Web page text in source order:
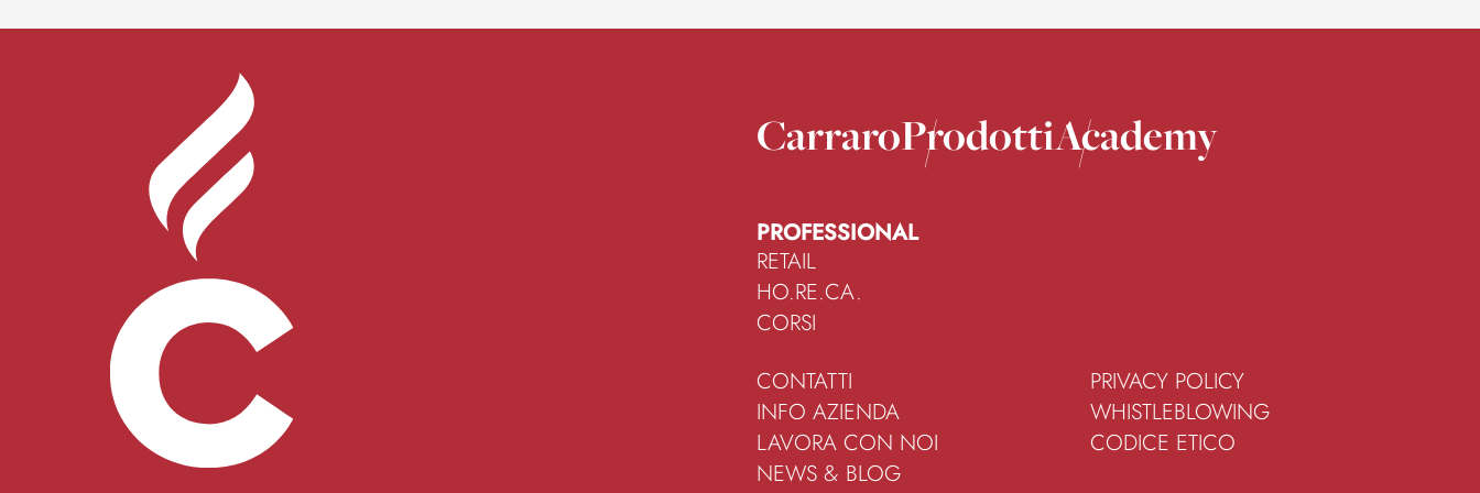
CarraroProdottiAcademy
PROFESSIONAL
RETAIL
HO.RE.CA.
CORSI
CONTATTI
INFO AZIENDA
LAVORA CON NOI
NEWS & BLOG
PRIVACY POLICY
WHISTLEBLOWING
CODICE ETICO